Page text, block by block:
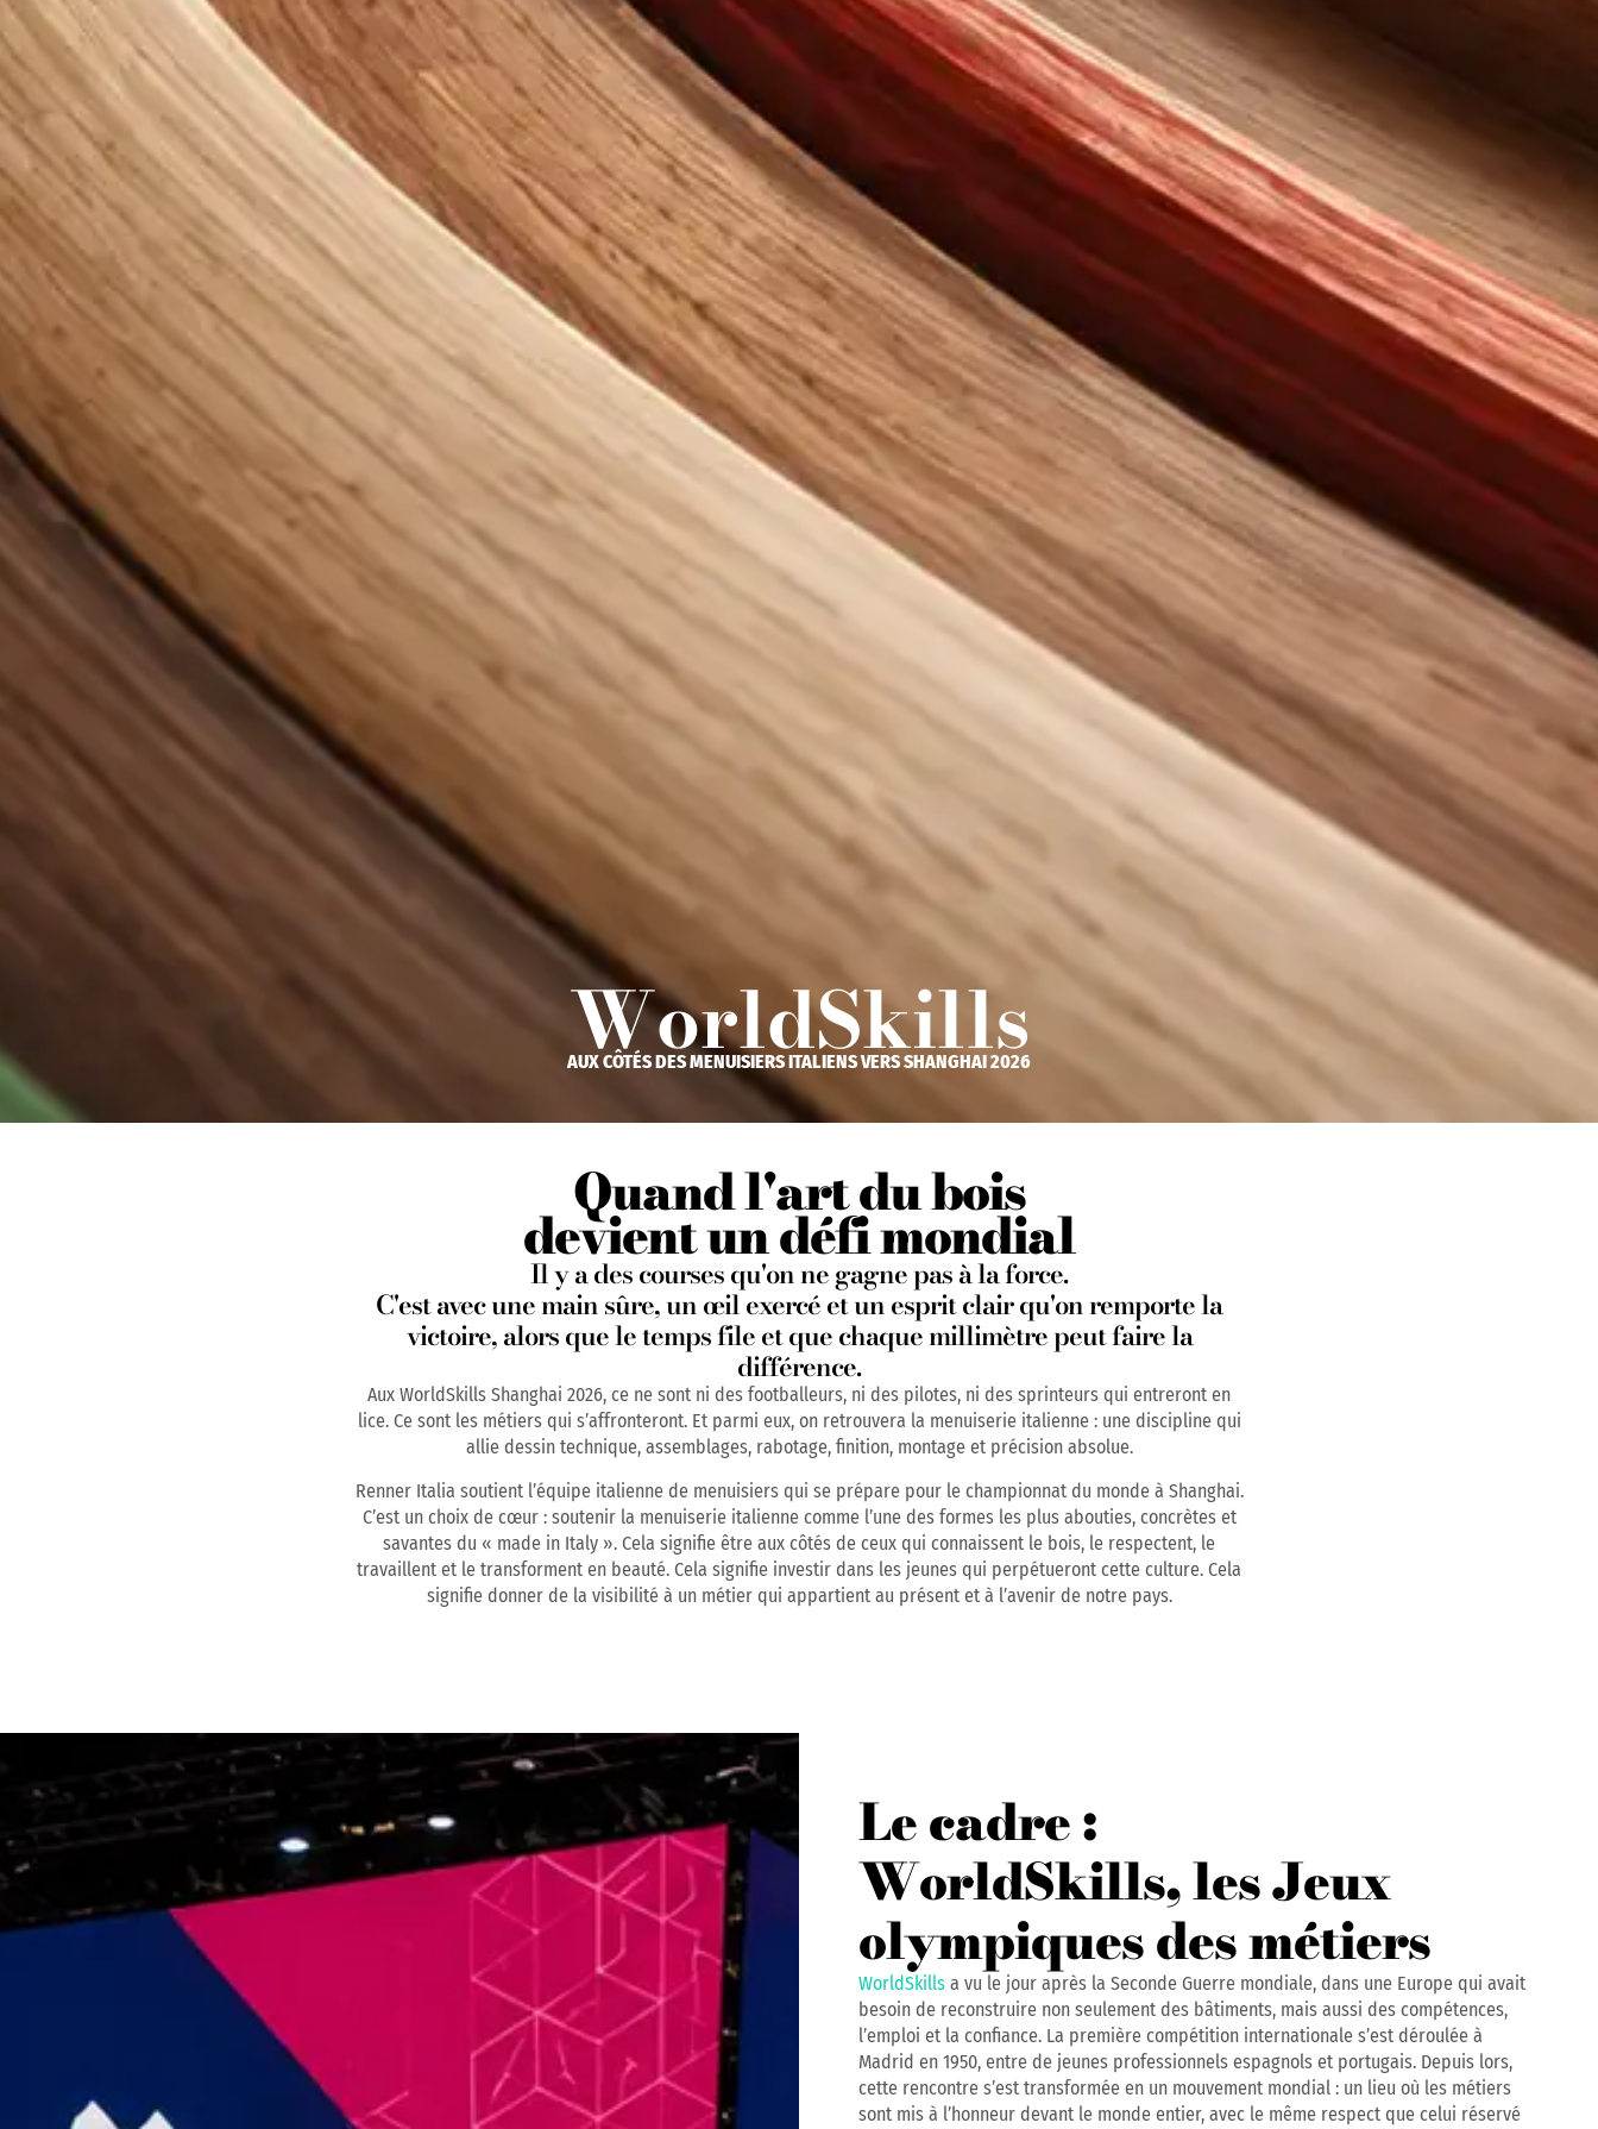
WorldSkills
AUX CÔTÉS DES MENUISIERS ITALIENS VERS SHANGHAI 2026
Quand l'art du bois
devient un défi mondial
Il y a des courses qu'on ne gagne pas à la force.
C'est avec une main sûre, un œil exercé et un esprit clair qu'on remporte la
victoire, alors que le temps file et que chaque millimètre peut faire la
différence.
Aux WorldSkills Shanghai 2026, ce ne sont ni des footballeurs, ni des pilotes, ni des sprinteurs qui entreront en
lice. Ce sont les métiers qui s’affronteront. Et parmi eux, on retrouvera la menuiserie italienne : une discipline qui
allie dessin technique, assemblages, rabotage, finition, montage et précision absolue.
Renner Italia soutient l’équipe italienne de menuisiers qui se prépare pour le championnat du monde à Shanghai.
C’est un choix de cœur : soutenir la menuiserie italienne comme l’une des formes les plus abouties, concrètes et
savantes du « made in Italy ». Cela signifie être aux côtés de ceux qui connaissent le bois, le respectent, le
travaillent et le transforment en beauté. Cela signifie investir dans les jeunes qui perpétueront cette culture. Cela
signifie donner de la visibilité à un métier qui appartient au présent et à l’avenir de notre pays.
Le cadre :
WorldSkills, les Jeux
olympiques des métiers
WorldSkills a vu le jour après la Seconde Guerre mondiale, dans une Europe qui avait
besoin de reconstruire non seulement des bâtiments, mais aussi des compétences,
l’emploi et la confiance. La première compétition internationale s’est déroulée à
Madrid en 1950, entre de jeunes professionnels espagnols et portugais. Depuis lors,
cette rencontre s’est transformée en un mouvement mondial : un lieu où les métiers
sont mis à l’honneur devant le monde entier, avec le même respect que celui réservé